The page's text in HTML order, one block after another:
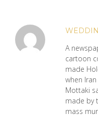
A
cartoon
made
when
Mottaki
made by
mass